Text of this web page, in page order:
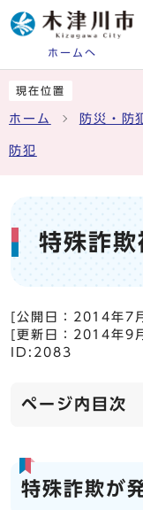
ホームへ
現在位置
ホーム 防災・防
防犯
特殊詐欺
[公開日： 2014年7
[更新日： 2014年9
ID:2083
ページ内目次
特殊詐欺が